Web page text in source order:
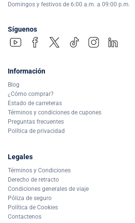
Domingos y festivos de 6:00 a.m. a 09:00 p.m.
Síguenos
Información
Blog
¿Cómo comprar?
Estado de carreteras
Términos y condiciones de cupones
Preguntas frecuentes
Política de privacidad
Legales
Términos y Condiciones
Derecho de retracto
Condiciones generales de viaje
Póliza de seguro
Política de Cookies
Contactenos